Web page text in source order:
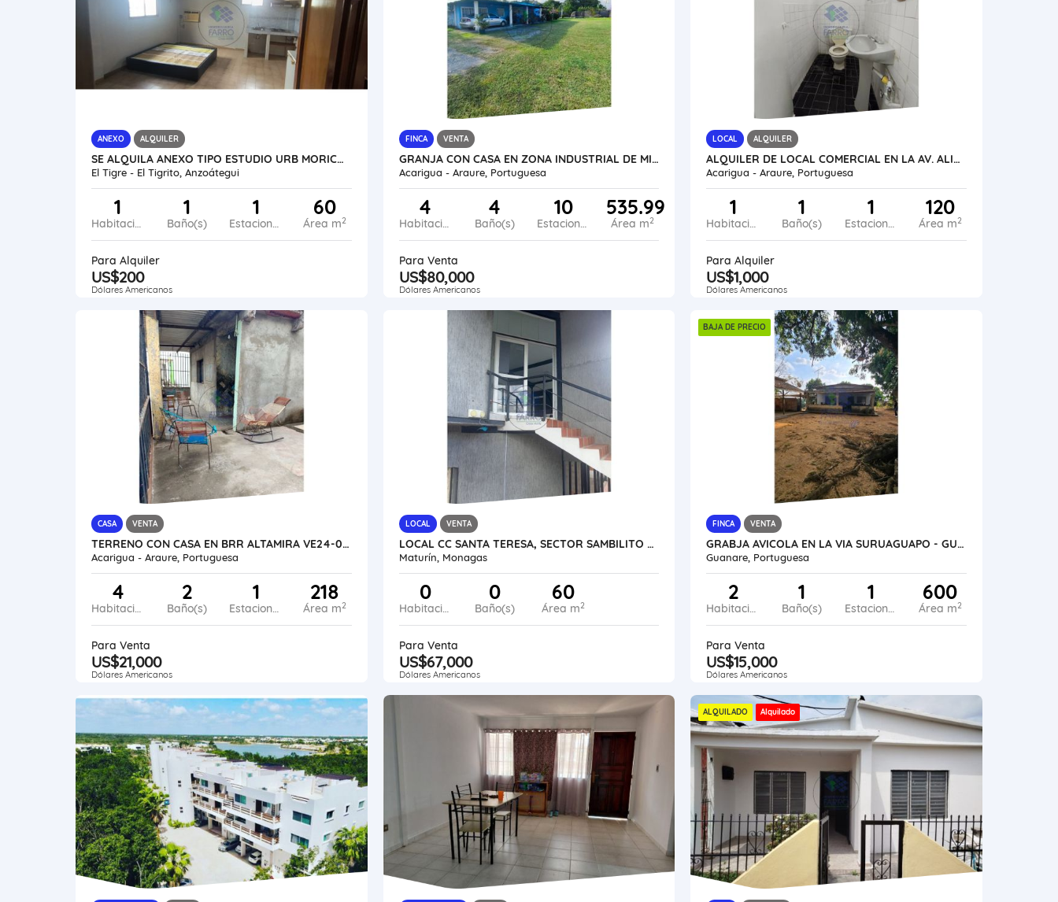
ANEXO ALQUILER
SE ALQUILA ANEXO TIPO ESTUDIO URB MORICHAL VE45-217ET-HPER
El Tigre - El Tigrito, Anzoátegui
1
Habitaciones
1
Baño(s)
1
Estacionamiento
60
Área m2
Para Alquiler
US$200
Dólares Americanos
FINCA VENTA
GRANJA CON CASA EN ZONA INDUSTRIAL DE MIRAFLORES VE24-026ZI-CGAL
Acarigua - Araure, Portuguesa
4
Habitaciones
4
Baño(s)
10
Estacionamiento
535.99
Área m2
Para Venta
US$80,000
Dólares Americanos
LOCAL ALQUILER
ALQUILER DE LOCAL COMERCIAL EN LA AV. ALIANZA VE24-004AA-MRAM
Acarigua - Araure, Portuguesa
1
Habitaciones
1
Baño(s)
1
Estacionamiento
120
Área m2
Para Alquiler
US$1,000
Dólares Americanos
CASA VENTA
TERRENO CON CASA EN BRR ALTAMIRA VE24-034BA-LLIN
Acarigua - Araure, Portuguesa
4
Habitaciones
2
Baño(s)
1
Estacionamiento
218
Área m2
Para Venta
US$21,000
Dólares Americanos
LOCAL VENTA
LOCAL CC SANTA TERESA, SECTOR SAMBILITO TIPURO VE17-152ZN-OJAR
Maturín, Monagas
0
Habitaciones
0
Baño(s)
60
Área m2
Para Venta
US$67,000
Dólares Americanos
BAJA DE PRECIO
FINCA VENTA
GRABJA AVICOLA EN LA VIA SURUAGUAPO - GUANARE VE21-116CM-MRAM
Guanare, Portuguesa
2
Habitaciones
1
Baño(s)
1
Estacionamiento
600
Área m2
Para Venta
US$15,000
Dólares Americanos
ALQUILADO Alquilado